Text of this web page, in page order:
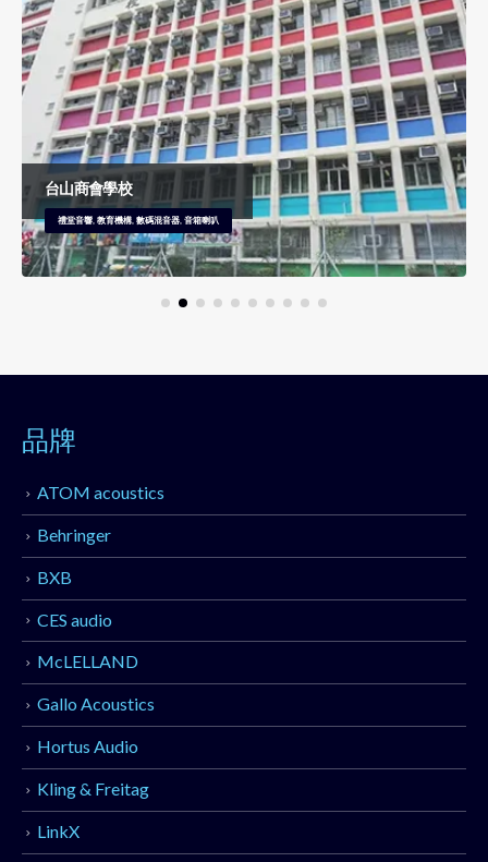
台山商會學校
禮堂音響, 教育機構, 數碼混音器, 音箱喇叭
品牌
ATOM acoustics
Behringer
BXB
CES audio
McLELLAND
Gallo Acoustics
Hortus Audio
Kling & Freitag
LinkX